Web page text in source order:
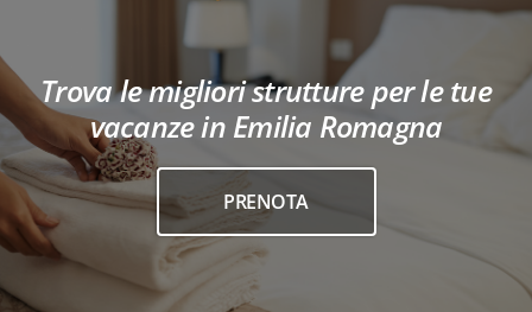
Trova le migliori strutture per le tue
vacanze in Emilia Romagna
PRENOTA